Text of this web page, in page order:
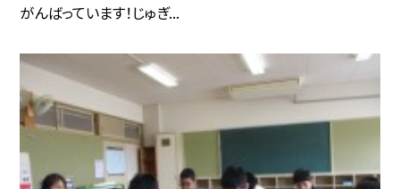
がんばっています！じゅぎ...